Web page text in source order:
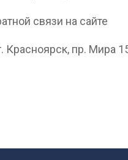
связи на сайте
Красноярск, пр. Мира